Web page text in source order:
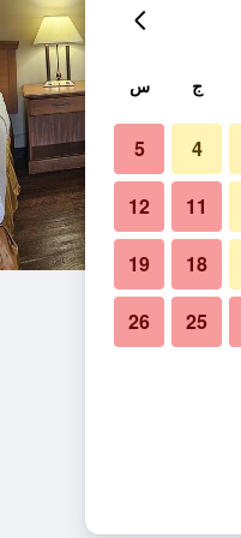
ج س
4
5
11
12
18
19
25
26